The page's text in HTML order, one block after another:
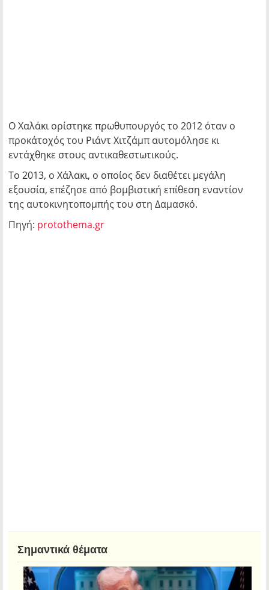
Ο Χαλάκι ορίστηκε πρωθυπουργός το 2012 όταν ο
προκάτοχός του Ριάντ Χιτζάμπ αυτομόλησε κι
εντάχθηκε στους αντικαθεστωτικούς.
Το 2013, ο Χάλακι, ο οποίος δεν διαθέτει μεγάλη
εξουσία, επέζησε από βομβιστική επίθεση εναντίον
της αυτοκινητοπομπής του στη Δαμασκό.
Πηγή: protothema.gr
Σημαντικά θέματα